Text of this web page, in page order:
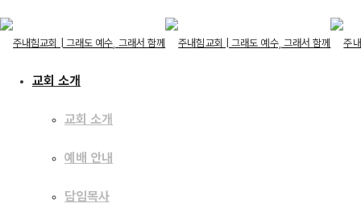
교회 소개
교회 소개
담임목사
교회 소개
교회 소개
예배 안내
담임목사
주일 설교